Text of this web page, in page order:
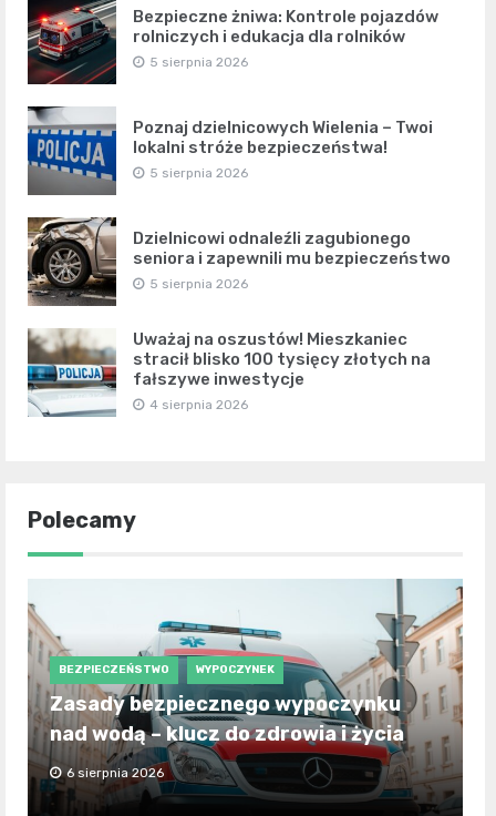
Bezpieczne żniwa: Kontrole pojazdów
rolniczych i edukacja dla rolników
5 sierpnia 2026
Poznaj dzielnicowych Wielenia – Twoi
lokalni stróże bezpieczeństwa!
5 sierpnia 2026
Dzielnicowi odnaleźli zagubionego
seniora i zapewnili mu bezpieczeństwo
5 sierpnia 2026
Uważaj na oszustów! Mieszkaniec
stracił blisko 100 tysięcy złotych na
fałszywe inwestycje
4 sierpnia 2026
Polecamy
BEZPIECZEŃSTWO WYPOCZYNEK
Zasady bezpiecznego wypoczynku
nad wodą – klucz do zdrowia i życia
6 sierpnia 2026